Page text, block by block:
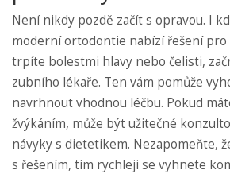
Není nikdy pozdě začít s opravou. I
moderní ortodontie nabízí řešení pro
trpíte bolestmi hlavy nebo čelisti,
zubního lékaře. Ten vám pomůže
navrhnout vhodnou léčbu. Pokud
žvýkáním, může být užitečné
návyky s dietetikem. Nezapomeňte,
s řešením, tím rychleji se vyhnete